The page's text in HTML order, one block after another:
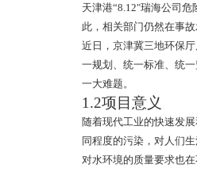
天津港“8.12"瑞海公司危
此，相关部门仍然在事
近日，京津冀三地环保
一规划、统一标准、统
一大难题。
1.2项目意义
随着现代工业的快速发
同程度的污染，对人们
对水环境的质量要求也